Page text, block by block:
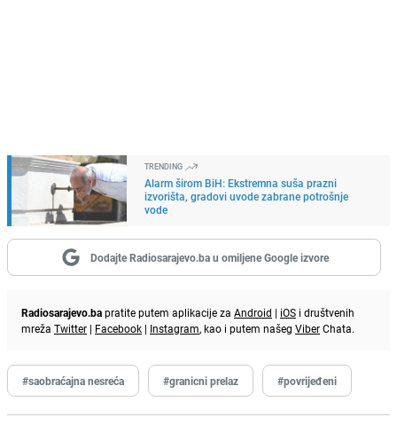
TRENDING
Alarm širom BiH: Ekstremna suša prazni
izvorišta, gradovi uvode zabrane potrošnje
vode
Dodajte Radiosarajevo.ba u omiljene Google izvore
Radiosarajevo.bapratite putem aplikacije za Android | iOS i društvenih
mreža Twitter | Facebook | Instagram, kao i putem našeg ViberChata.
#saobraćajna nesreća #granicni prelaz #povrijeđeni